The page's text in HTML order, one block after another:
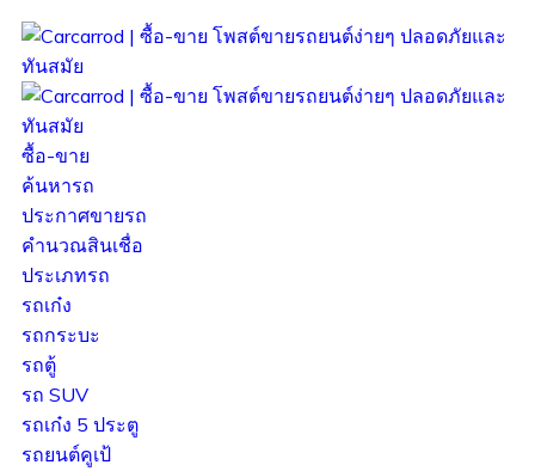
ซื้อ-ขาย
ค้นหารถ
ประกาศขายรถ
คำนวณสินเชื่อ
ประเภทรถ
รถเก๋ง
รถกระบะ
รถตู้
รถ SUV
รถเก๋ง 5 ประตู
รถยนต์คูเป้